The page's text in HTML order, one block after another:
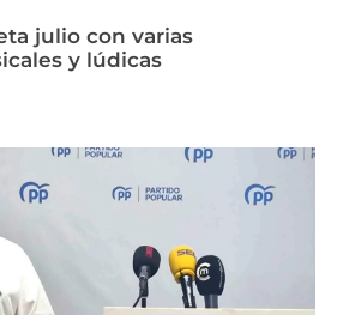
julio con varias
y lúdicas